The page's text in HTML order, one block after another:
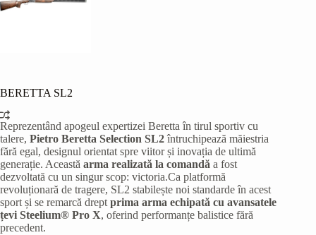
BERETTA SL2
Reprezentând apogeul expertizei Beretta în tirul sportiv cu
talere, Pietro Beretta Selection SL2întruchipează măiestria
fără egal, designul orientat spre viitor și inovația de ultimă
generație. Această arma realizată la comandă a fost
dezvoltată cu un singur scop: victoria.Ca platformă
revoluționară de tragere, SL2 stabilește noi standarde în acest
sport și se remarcă drept prima arma echipată cu avansatele
țevi Steelium® Pro X, oferind performanțe balistice fără
precedent.